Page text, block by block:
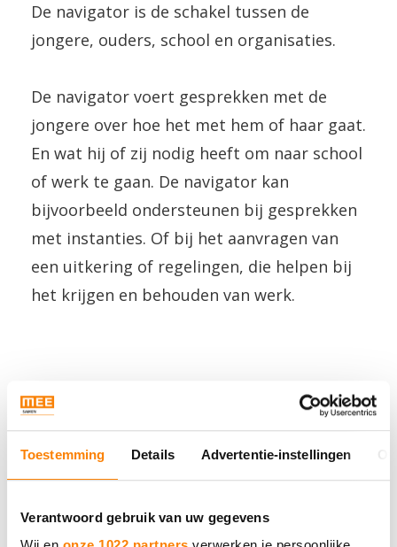
Toestemming Details Advertentie-instellingen
Verantwoord gebruik van uw gegevens
Navigator
De navigator is de schakel tussen de
jongere, ouders, school en organisaties.
De navigator voert gesprekken met de
jongere over hoe het met hem of haar gaat.
En wat hij of zij nodig heeft om naar school
of werk te gaan. De navigator kan
bijvoorbeeld ondersteunen bij gesprekken
met instanties. Of bij het aanvragen van
een uitkering of regelingen, die helpen bij
het krijgen en behouden van werk.